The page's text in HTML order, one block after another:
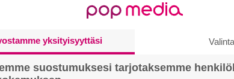
yksityisyyttäsi
suostumuksesi tarjotaksemme